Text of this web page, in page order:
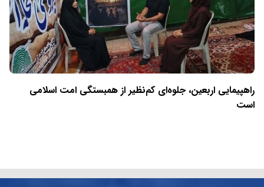
راهپیمایی اربعین، جلوه‌ای کم‌نظیر از همبستگی امت اسلامی
است